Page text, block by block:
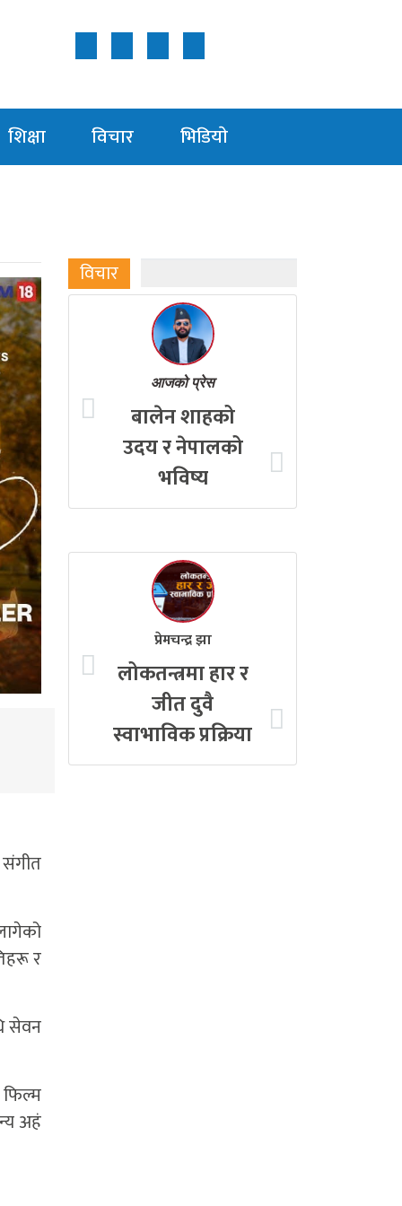
शिक्षा विचार भिडियाे
र
सेवन
अहं
विचार
आजको प्रेस
बालेन शाहको
उदय र नेपालको
भविष्य
प्रेमचन्द्र झा
लोकतन्त्रमा हार र
जीत दुवै
स्वाभाविक प्रक्रिया